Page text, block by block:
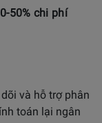
50% chi phí
và hỗ trợ phân
toán lại ngân